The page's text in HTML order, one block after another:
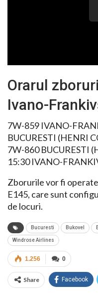
Orarul
Ivano-
7W-859 IVANO-
BUCURESTI (HENRI
7W-860 BUCURESTI
15:30 IVANO-
Zborurile vor fi
E145, care sunt
de locuri.
Bucuresti Bukovel
Windrose Airlines
0
1.256
Share Facebook